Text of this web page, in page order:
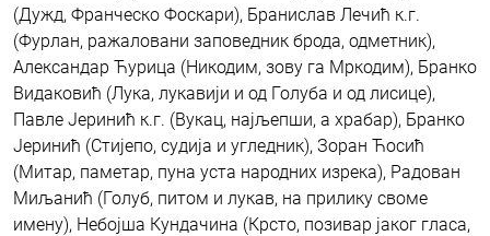
(Дужд, Франческо Фоскари), Бранислав Лечић к.г.
(Фурлан, ражаловани заповедник брода, одметник),
Aлександар Ћурица (Никодим, зову га Мркодим), Бранко
Видаковић (Лука, лукавији и од Голуба и од лисице),
Павле Јеринић к.г. (Вукац, најљепши, а храбар), Бранко
Јеринић (Стијепо, судија и угледник), Зоран Ћосић
(Митар, паметар, пуна уста народних изрека), Радован
Миљанић (Голуб, питом и лукав, на прилику своме
имену), Небојша Кундачина (Крсто, позивар јаког гласа,